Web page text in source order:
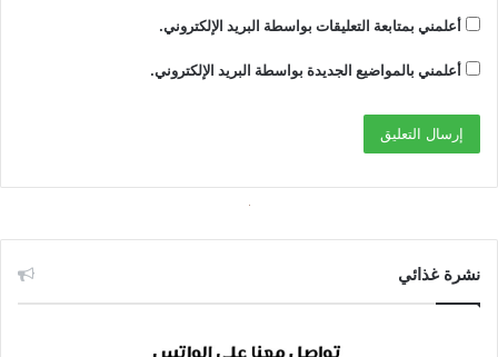
أعلمني بمتابعة التعليقات بواسطة البريد الإلكتروني.
أعلمني بالمواضيع الجديدة بواسطة البريد الإلكتروني.
نشرة غذائي